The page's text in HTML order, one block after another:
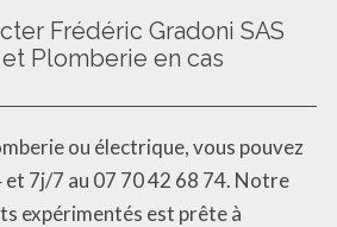
Frédéric Gradoni SAS
Plomberie en cas
ou électrique, vous pouvez
7j/7 au 07 70 42 68 74. Notre
expérimentés est prête à